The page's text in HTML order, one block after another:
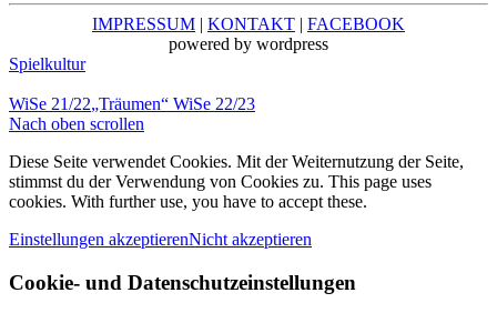
IMPRESSUM | KONTAKT | FACEBOOK
powered by wordpress
Spielkultur
WiSe 21/22„Träumen“ WiSe 22/23
Nach oben scrollen
Diese Seite verwendet Cookies. Mit der Weiternutzung der Seite,
stimmst du der Verwendung von Cookies zu. This page uses
cookies. With further use, you have to accept these.
Einstellungen akzeptierenNicht akzeptieren
Cookie- und Datenschutzeinstellungen